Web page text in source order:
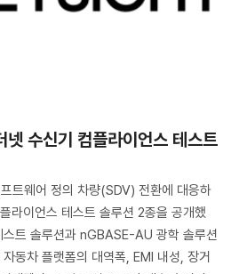
넷 수신기 컴플라이언스 테스트
트웨어 정의 차량(SDV) 전환에 대응하
라이언스 테스트 솔루션 2종을 공개했
트 솔루션과 nGBASE-AU 광학 솔루션
동차 플랫폼의 대역폭, EMI 내성, 장거